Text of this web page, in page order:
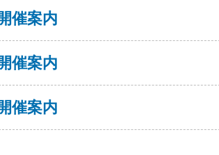
催案内
催案内
催案内